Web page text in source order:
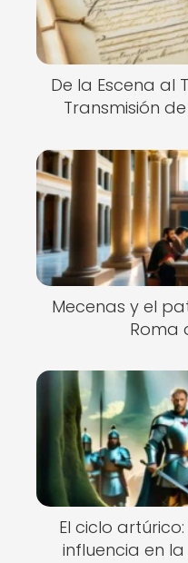
De la Escena al
Transmisión
Mecenas y el
Roma
El ciclo
influencia en